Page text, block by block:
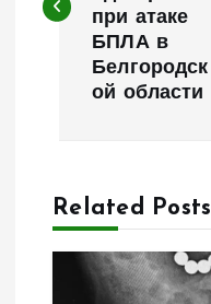
ц
при атаке
БПЛА в
Белгородск
ой области
Related Posts